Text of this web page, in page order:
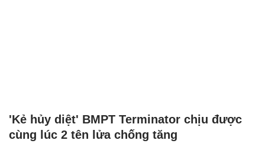
'Kẻ hủy diệt' BMPT Terminator chịu được
cùng lúc 2 tên lửa chống tăng